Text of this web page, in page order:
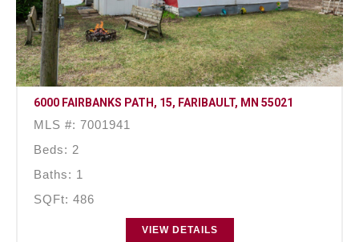
6000 FAIRBANKS PATH, 15, FARIBAULT, MN 55021
MLS #: 7001941
Beds: 2
Baths: 1
SQFt: 486
VIEW DETAILS